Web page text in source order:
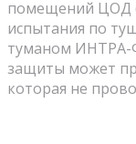
помещений ЦОД
испытания по
туманом ИНТРА-
защиты может
которая не